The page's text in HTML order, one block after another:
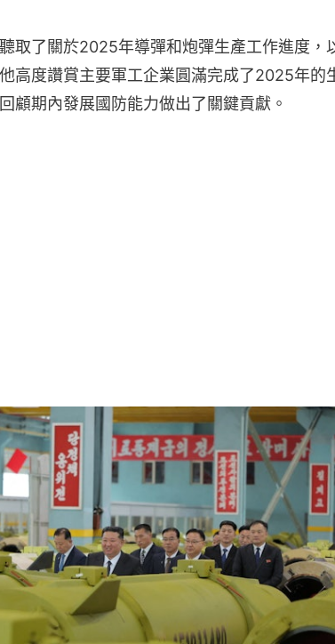
取了關於2025年導彈和炮彈生產工作進度，
高度讚賞主要軍工企業圓滿完成了2025年的
顧期內發展國防能力做出了關鍵貢獻。